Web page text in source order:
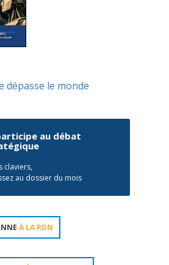
dépasse le monde
au débat
claviers,
au dossier du mois
À LA RDN